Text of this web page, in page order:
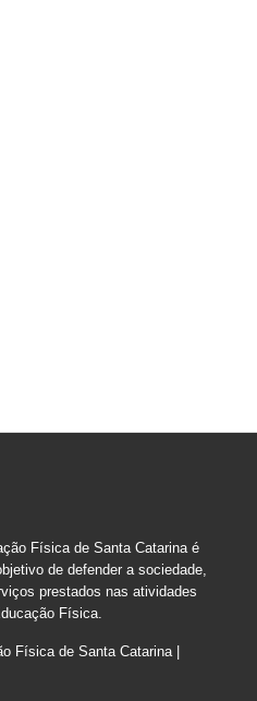
Física de Santa Catarina é
de defender a sociedade,
prestados nas atividades
Física.
Física de Santa Catarina |